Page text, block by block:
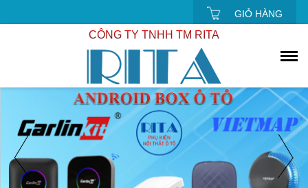
GIỎ HÀNG
CÔNG TY TNHH TM RITA